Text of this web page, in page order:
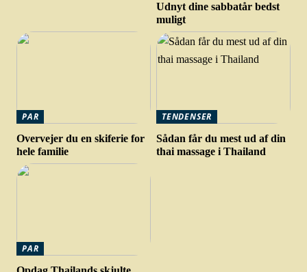
Udnyt dine sabbatår bedst
muligt
PAR
Overvejer du en skiferie for
hele familie
TENDENSER
Sådan får du mest ud af din
thai massage i Thailand
PAR